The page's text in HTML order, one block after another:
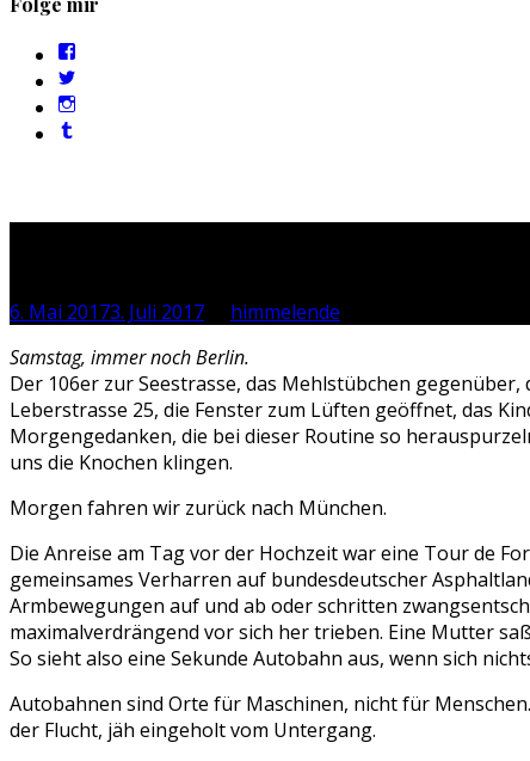
anzeigen
6. Mai 20173. Juli 2017
himmelende
Samstag, immer noch Berlin.
Der 106er zur Seestrasse, das Mehlstübchen
Leberstrasse 25, die Fenster zum Lüften geöffnet, das
Morgengedanken, die bei dieser Routine so
uns die Knochen klingen.
Morgen fahren wir zurück nach München.
Die Anreise am Tag vor der Hochzeit war eine Tour de
gemeinsames Verharren auf bundesdeutscher
Armbewegungen auf und ab oder schritten
maximalverdrängend vor sich her trieben. Eine Mutter
So sieht also eine Sekunde Autobahn aus, wenn sich
Autobahnen sind Orte für Maschinen, nicht für
der Flucht, jäh eingeholt vom Untergang.